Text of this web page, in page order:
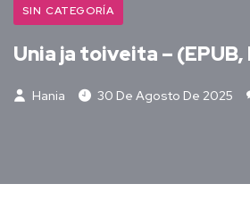
SIN CATEGORÍA
Unia ja toiveita –
Hania 30 De Agosto De 2025